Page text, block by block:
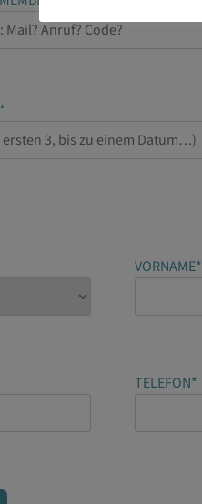
VORNAME*
TELEFON*